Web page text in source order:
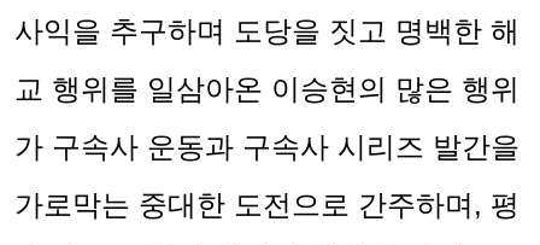
사익을 추구하며 도당을 짓고 명백한 해
교 행위를 일삼아온 이승현의 많은 행위
가 구속사 운동과 구속사 시리즈 발간을
가로막는 중대한 도전으로 간주하며, 평